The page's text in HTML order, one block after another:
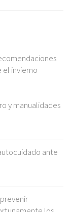
invierno
y manualidades
ante